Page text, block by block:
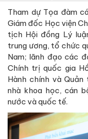
Tham dự Tọa đàm
Giám đốc Học viện
tịch Hội đồng Lý
trung ương, tổ chức
Nam; lãnh đạo các
Chính trị quốc gia
Hành chính và
nhà khoa học, cán
nước và quốc tế.